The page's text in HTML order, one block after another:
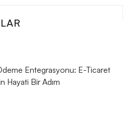
Eşsiz Güzellikleri
Sitesi Tasarımı: Doğanın
Yansıtmak
Tasarımı: Dikkat Çekici
Oluşturmanın İpuçları
Tasarımı: Markanızı Dijital
Entegrasyonu: E-Ticaret
Hayati Bir Adım